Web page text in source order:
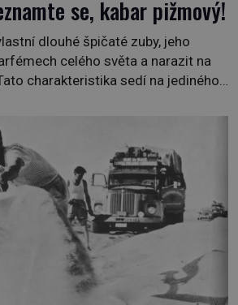
se, kabar pižmový!
dlouhé špičaté zuby, jeho
celého světa a narazit na
charakteristika sedí na jediného
něm ví už celá staletí. Zvíře
kohoutku dosahuje […]